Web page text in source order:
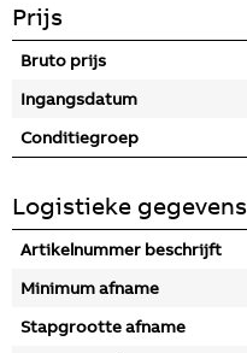
Prijs
Bruto prijs
Ingangsdatum
Conditiegroep
Logistieke gegevens
Artikelnummer beschrijft
Minimum afname
Stapgrootte afname